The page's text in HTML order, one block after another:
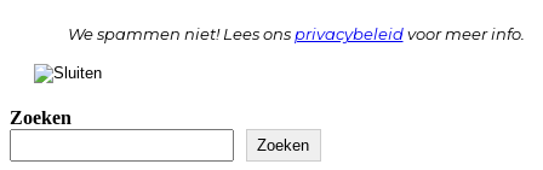
We spammen niet! Lees ons privacybeleidvoor meer info.
Zoeken
Zoeken